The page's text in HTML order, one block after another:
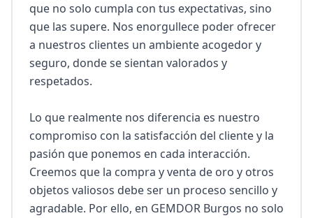
que no solo cumpla con tus expectativas, sino
que las supere. Nos enorgullece poder ofrecer
a nuestros clientes un ambiente acogedor y
seguro, donde se sientan valorados y
respetados.
Lo que realmente nos diferencia es nuestro
compromiso con la satisfacción del cliente y la
pasión que ponemos en cada interacción.
Creemos que la compra y venta de oro y otros
objetos valiosos debe ser un proceso sencillo y
agradable. Por ello, en GEMDOR Burgos no solo